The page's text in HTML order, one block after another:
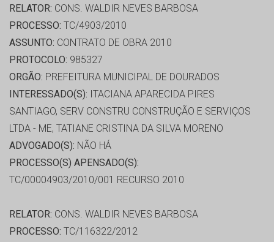
RELATOR: CONS. WALDIR NEVES BARBOSA
PROCESSO: TC/4903/2010
ASSUNTO: CONTRATO DE OBRA 2010
PROTOCOLO: 985327
ORGÃO: PREFEITURA MUNICIPAL DE DOURADOS
INTERESSADO(S): ITACIANA APARECIDA PIRES
SANTIAGO, SERV CONSTRU CONSTRUÇÃO E SERVIÇOS
LTDA - ME, TATIANE CRISTINA DA SILVA MORENO
ADVOGADO(S): NÃO HÁ
PROCESSO(S) APENSADO(S):
TC/00004903/2010/001 RECURSO 2010
RELATOR: CONS. WALDIR NEVES BARBOSA
PROCESSO: TC/116322/2012